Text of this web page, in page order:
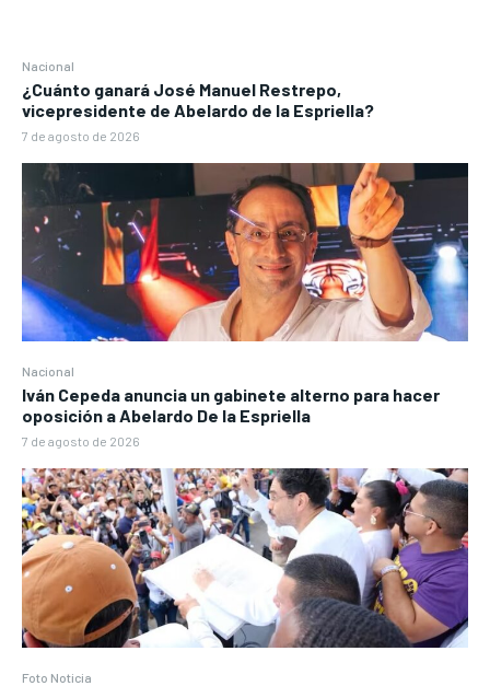
Nacional
¿Cuánto ganará José Manuel Restrepo,
vicepresidente de Abelardo de la Espriella?
7 de agosto de 2026
Nacional
Iván Cepeda anuncia un gabinete alterno para hacer
oposición a Abelardo De la Espriella
7 de agosto de 2026
Foto Noticia